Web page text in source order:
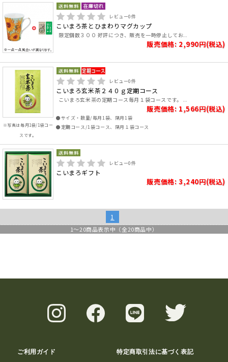
レビュー0件
こいまろ茶とひまわりマグカップ
限定個数３００ 好評につき、販売を一時停止してお..
販売価格: 2,990円(税込)
※写真は毎月1袋/1袋コー
スです。
レビュー0件
こいまろ玄米茶２４０ｇ定期コース
こいまろ玄米茶の定期コース毎月１袋コースです。 ..
販売価格: 1,566円(税込)
●サイズ・数量/毎月1袋、隔月1袋
●定期コース/1袋コース、隔月１袋コース
レビュー0件
こいまろギフト
販売価格: 3,240円(税込)
1
1～20商品表示中（全20商品中）
ご利用ガイド 特定商取引法に基づく表記